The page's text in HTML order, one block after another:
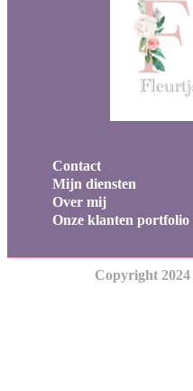
Contact
Mijn diensten
Over mij
Onze klanten portfolio
Copyright